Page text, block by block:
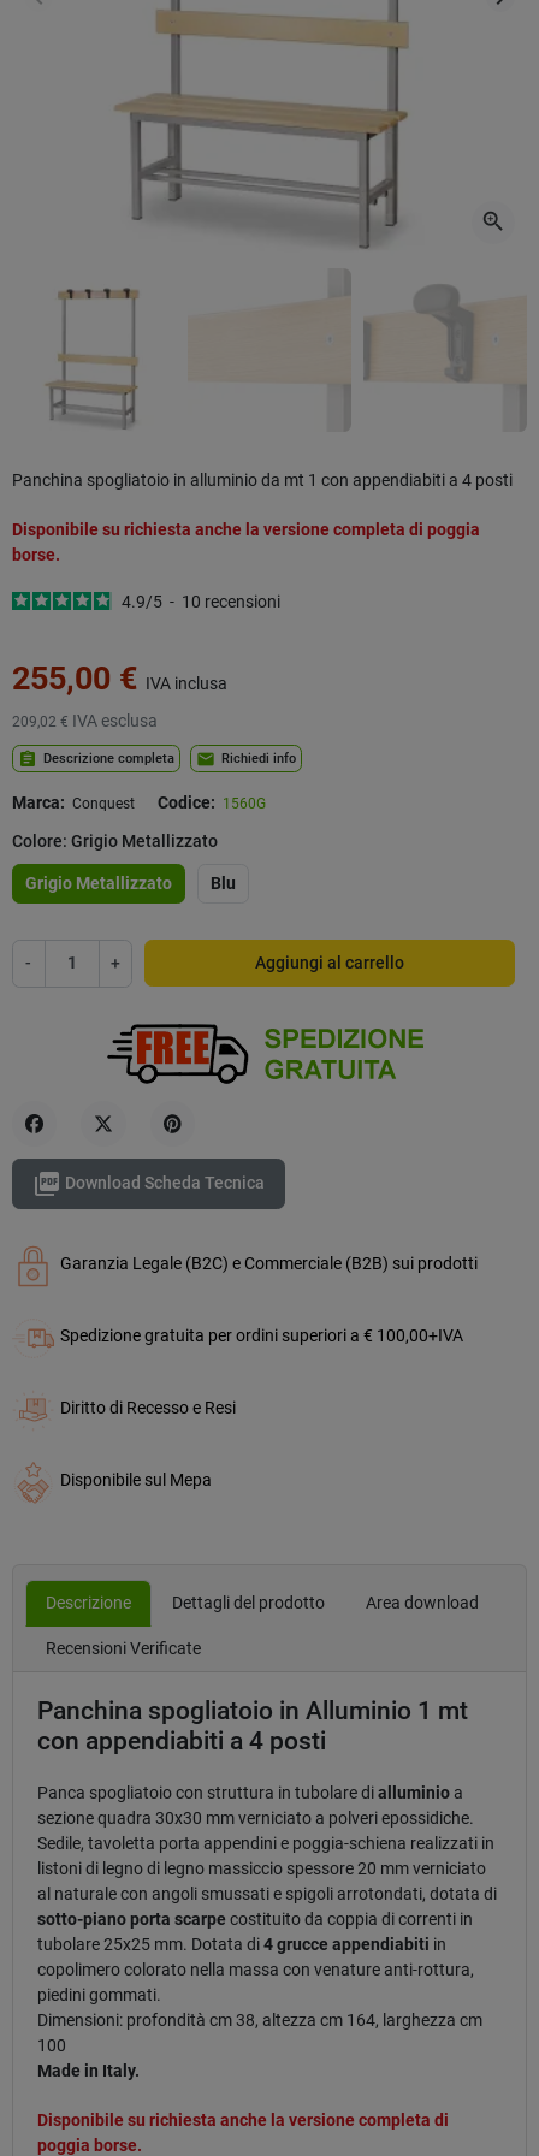
Precedente
zoom_in
Panchina spogliatoio in alluminio da mt 1 con appendiabiti a 4 posti
Disponibile su richiesta anche la versione completa di poggia
borse.
4.9/5 - 10 recensioni
255,00 € IVA inclusa
209,02 € IVA esclusa
assignment Descrizione completa mail Richiedi info
Marca: Conquest Codice: 1560G
Colore: Grigio Metallizzato
Grigio Metallizzato Blu
- + Aggiungi al carrello
 Download Scheda Tecnica
Garanzia Legale (B2C) e Commerciale (B2B) sui prodotti
Spedizione gratuita per ordini superiori a € 100,00+IVA
Diritto di Recesso e Resi
Disponibile sul Mepa
Descrizione Dettagli del prodotto Area download
Recensioni Verificate
Panchina spogliatoio in Alluminio 1 mt
con appendiabiti a 4 posti
Panca spogliatoio con struttura in tubolare dialluminio a
sezione quadra 30x30 mm verniciato a polveri epossidiche.
Sedile, tavoletta porta appendini e poggia-schiena realizzati in
listoni di legno di legno massiccio spessore 20 mm verniciato
al naturale con angoli smussati e spigoli arrotondati, dotata di
sotto-piano porta scarpe costituito da coppia di correnti in
tubolare 25x25 mm. Dotata di4 grucce appendiabiti in
copolimero colorato nella massa con venature anti-rottura,
piedini gommati.
Dimensioni: profondità cm 38, altezza cm 164, larghezza cm
100
Made in Italy.
Disponibile su richiesta anche la versione completa di
poggia borse.